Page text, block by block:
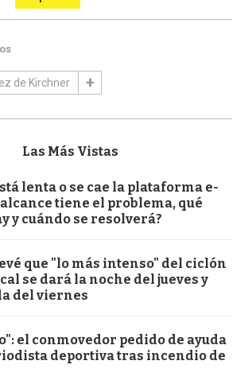
de Kirchner
Las Más Vistas
lenta o se cae la plataforma e-
alcance tiene el problema, qué
y cuándo se resolverá?
que "lo más intenso" del ciclón
se dará la noche del jueves y
del viernes
el conmovedor pedido de ayuda
deportiva tras incendio de